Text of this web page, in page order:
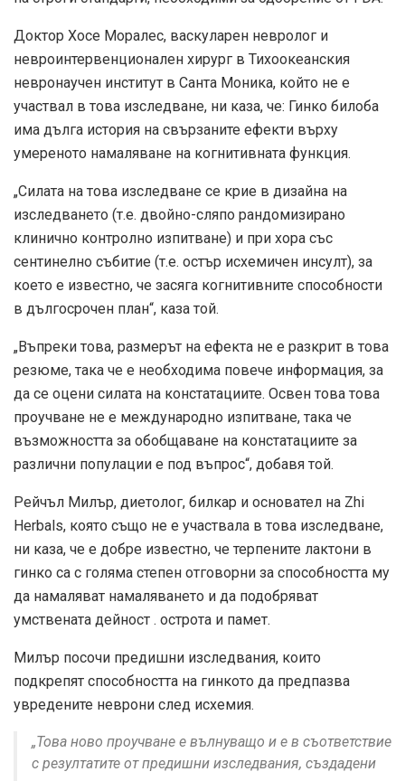
Доктор Хосе Моралес, васкуларен невролог и
невроинтервенционален хирург в Тихоокеанския
невронаучен институт в Санта Моника, който не е
участвал в това изследване, ни каза, че: Гинко билоба
има дълга история на свързаните ефекти върху
умереното намаляване на когнитивната функция.
„Силата на това изследване се крие в дизайна на
изследването (т.е. двойно-сляпо рандомизирано
клинично контролно изпитване) и при хора със
сентинелно събитие (т.е. остър исхемичен инсулт), за
което е известно, че засяга когнитивните способности
в дългосрочен план“, каза той.
„Въпреки това, размерът на ефекта не е разкрит в това
резюме, така че е необходима повече информация, за
да се оцени силата на констатациите. Освен това това
проучване не е международно изпитване, така че
възможността за обобщаване на констатациите за
различни популации е под въпрос“, добавя той.
Рейчъл Милър, диетолог, билкар и основател на Zhi
Herbals, която също не е участвала в това изследване,
ни каза, че е добре известно, че терпените лактони в
гинко са с голяма степен отговорни за способността му
да намаляват намаляването и да подобряват
умствената дейност . острота и памет.
Милър посочи предишни изследвания, които
подкрепят способността на гинкото да предпазва
увредените неврони след исхемия.
„Това ново проучване е вълнуващо и е в съответствие
с резултатите от предишни изследвания, създадени